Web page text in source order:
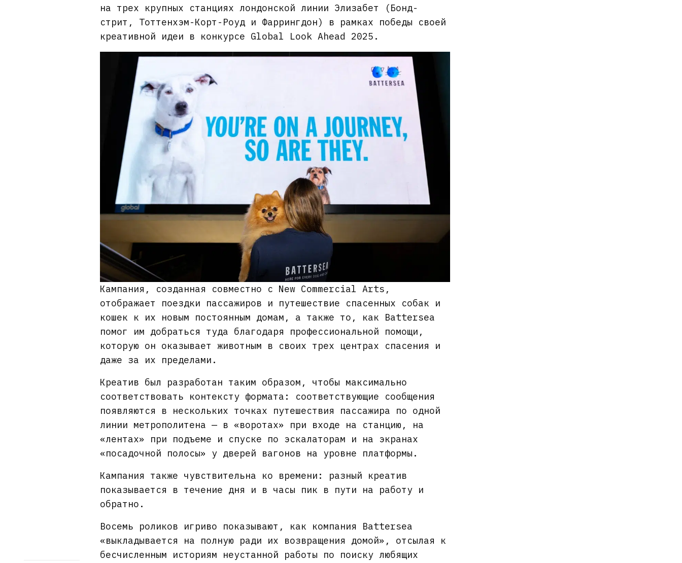
на трех крупных станциях лондонской линии Элизабет (Бонд-
стрит, Тоттенхэм-Корт-Роуд и Фаррингдон) в рамках победы своей
креативной идеи в конкурсе Global Look Ahead 2025.
Кампания, созданная совместно с New Commercial Arts,
отображает поездки пассажиров и путешествие спасенных собак и
кошек к их новым постоянным домам, а также то, как Battersea
помог им добраться туда благодаря профессиональной помощи,
которую он оказывает животным в своих трех центрах спасения и
даже за их пределами.
Креатив был разработан таким образом, чтобы максимально
соответствовать контексту формата: соответствующие сообщения
появляются в нескольких точках путешествия пассажира по одной
линии метрополитена — в «воротах» при входе на станцию, на
«лентах» при подъеме и спуске по эскалаторам и на экранах
«посадочной полосы» у дверей вагонов на уровне платформы.
Кампания также чувствительна ко времени: разный креатив
показывается в течение дня и в часы пик в пути на работу и
обратно.
Восемь роликов игриво показывают, как компания Battersea
«выкладывается на полную ради их возвращения домой», отсылая к
бесчисленным историям неустанной работы по поиску любящих